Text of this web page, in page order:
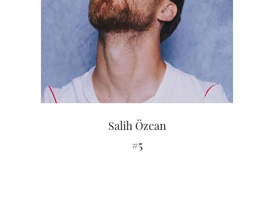
Salih Özcan
#5